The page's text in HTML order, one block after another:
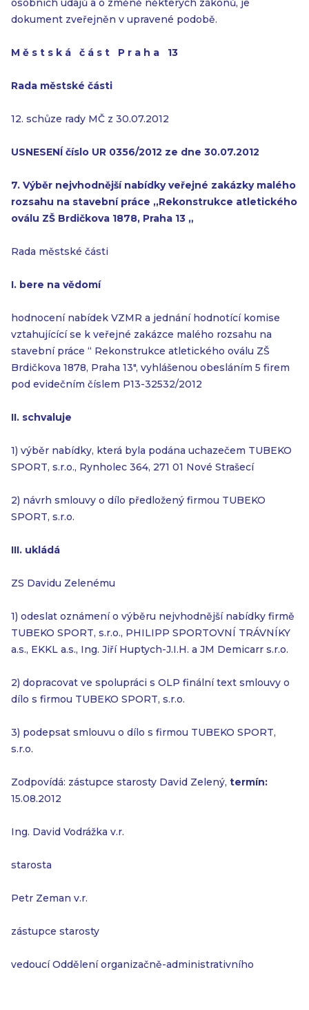
osobních údajů a o změně některých zákonů, je
dokument zveřejněn v upravené podobě.
M ě s t s k á č á s t P r a h a 13
Rada městské části
12. schůze rady MČ z 30.07.2012
USNESENÍ číslo UR 0356/2012 ze dne 30.07.2012
7. Výběr nejvhodnější nabídky veřejné zakázky malého
rozsahu na stavební práce ,,Rekonstrukce atletického
oválu ZŠ Brdičkova 1878, Praha 13 „
Rada městské části
I. bere na vědomí
hodnocení nabídek VZMR a jednání hodnotící komise
vztahujícící se k veřejné zakázce malého rozsahu na
stavební práce “ Rekonstrukce atletického oválu ZŠ
Brdičkova 1878, Praha 13″, vyhlášenou obesláním 5 firem
pod evidečním číslem P13-32532/2012
II. schvaluje
1) výběr nabídky, která byla podána uchazečem TUBEKO
SPORT, s.r.o., Rynholec 364, 271 01 Nové Strašecí
2) návrh smlouvy o dílo předložený firmou TUBEKO
SPORT, s.r.o.
III. ukládá
ZS Davidu Zelenému
1) odeslat oznámení o výběru nejvhodnější nabídky firmě
TUBEKO SPORT, s.r.o., PHILIPP SPORTOVNÍ TRÁVNÍKY
a.s., EKKL a.s., Ing. Jiří Huptych-J.I.H. a JM Demicarr s.r.o.
2) dopracovat ve spolupráci s OLP finální text smlouvy o
dílo s firmou TUBEKO SPORT, s.r.o.
3) podepsat smlouvu o dílo s firmou TUBEKO SPORT,
s.r.o.
Zodpovídá: zástupce starosty David Zelený, termín:
15.08.2012
Ing. David Vodrážka v.r.
starosta
Petr Zeman v.r.
zástupce starosty
vedoucí Oddělení organizačně-administrativního